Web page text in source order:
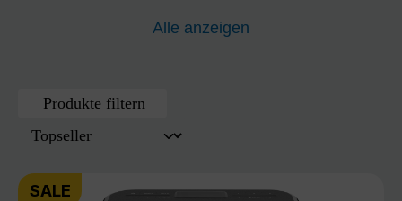
Alle anzeigen
Produkte filtern
SALE